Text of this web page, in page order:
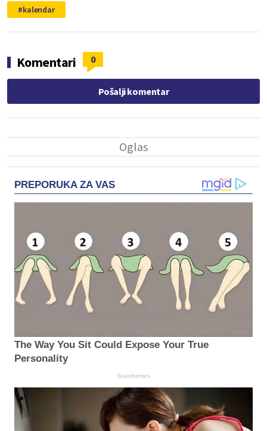
kalendar
Komentari 0
Pošalji komentar
PREPORUKA ZA VAS
The Way You Sit Could Expose Your True
Personality
Brainberries